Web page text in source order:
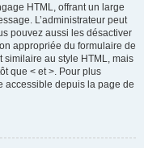
HTML, offrant un large
L’administrateur peut
pouvez aussi les désactiver
appropriée du formulaire de
au style HTML, mais
que < et >. Pour plus
accessible depuis la page de